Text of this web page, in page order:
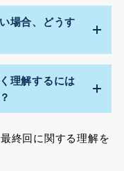
場合、どうす
理解するには
終回に関する理解を